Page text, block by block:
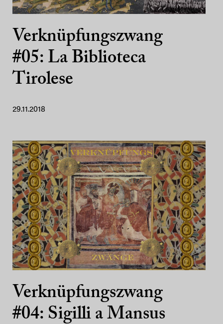
Verknüpfungszwang
#05: La Biblioteca
Tirolese
29.11.2018
Verknüpfungszwang
#04: Sigilli a Mansus